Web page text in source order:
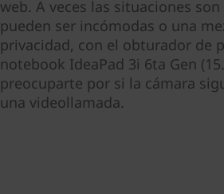
web. A veces las situaciones
pueden ser incómodas o una
privacidad, con el obturador de
notebook IdeaPad 3i 6ta Gen
preocuparte por si la cámara
una videollamada.